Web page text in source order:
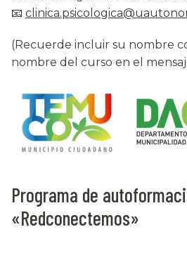
📧
(Recuerde incluir su nombre
nombre del curso en el
Programa de
«Redconectemos»